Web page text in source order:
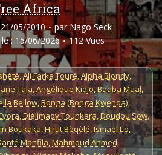
Africa
05/2010 par Nago Seck
: 15/06/2026
112 Vues
,Ali Farka Touré,Alpha Blondy,
Tala,Angélique Kidjo,Baaba Maal,
Bellow,Bonga (Bonga Kwenda),
,Djélimady Tounkara,Doudou Sow,
Boukaka,Hirut Bèqèlé,Ismaël Lo,
Manfila,Mahmoud Ahmed,